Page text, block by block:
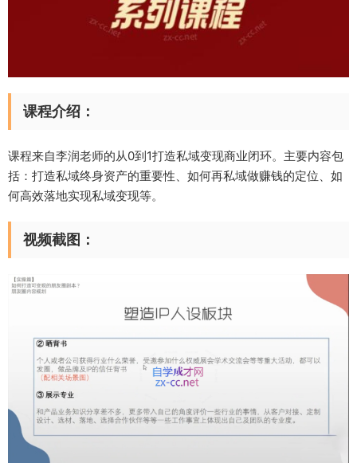
课程介绍：
课程来自李润老师的从0到1打造私域变现商业闭环。主要内容包
括：打造私域终身资产的重要性、如何再私域做赚钱的定位、如
何高效落地实现私域变现等。
视频截图：